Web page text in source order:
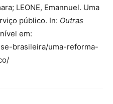
LEONE, Emannuel. Uma
público. In: Outras
em:
brasileira/uma-reforma-